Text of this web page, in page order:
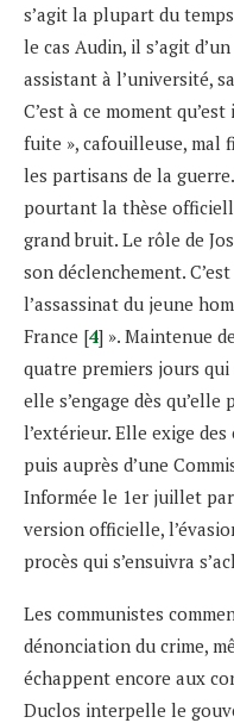
s’agit la plupart du
le cas Audin, il s’agit
assistant à l’université,
C’est à ce moment
fuite », cafouilleuse, mal
les partisans de la
pourtant la thèse
grand bruit. Le rôle de
son déclenchement.
l’assassinat du jeune
France [4] ». Maintenue
quatre premiers jours
elle s’engage dès
l’extérieur. Elle exige
puis auprès d’une
Informée le 1er juillet
version officielle,
procès qui s’ensuivra
Les communistes
dénonciation du crime,
échappent encore aux
Duclos interpelle le